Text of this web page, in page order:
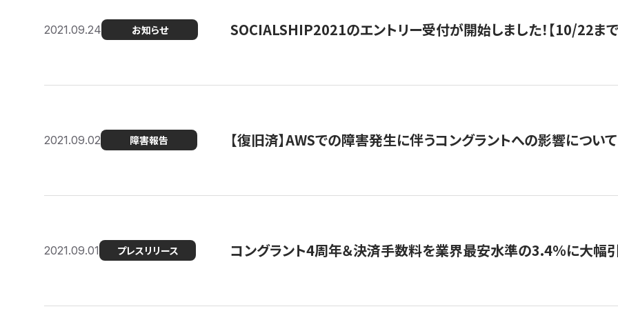
2021.09.24 お知らせ SOCIALSHIP2021のエントリー受付が開始しました！【10/22まで
2021.09.02 障害報告 【復旧済】AWSでの障害発生に伴うコングラントへの影響について
2021.09.01 プレスリリース コングラント4周年＆決済手数料を業界最安水準の3.4％に大幅